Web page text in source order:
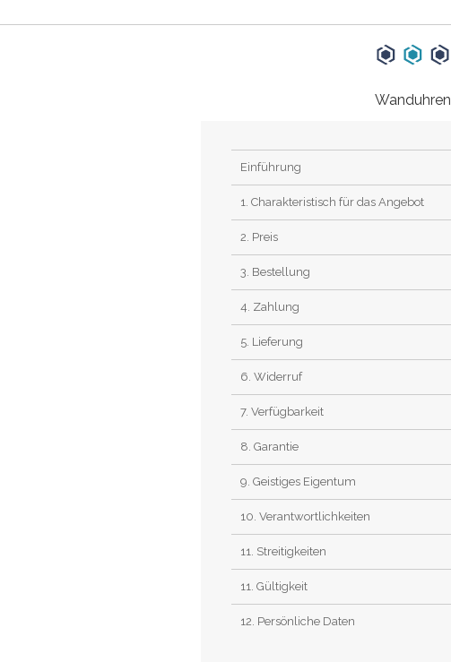
Wanduhren
Einführung
1. Charakteristisch für das Angebot
2. Preis
3. Bestellung
4. Zahlung
5. Lieferung
6. Widerruf
7. Verfügbarkeit
8. Garantie
9. Geistiges Eigentum
10. Verantwortlichkeiten
11. Streitigkeiten
11. Gültigkeit
12. Persönliche Daten